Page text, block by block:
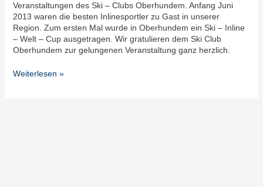
Veranstaltungen des Ski – Clubs Oberhundem. Anfang Juni
2013 waren die besten Inlinesportler zu Gast in unserer
Region. Zum ersten Mal wurde in Oberhundem ein Ski – Inline
– Welt – Cup ausgetragen. Wir gratulieren dem Ski Club
Oberhundem zur gelungenen Veranstaltung ganz herzlich.
Weiterlesen »